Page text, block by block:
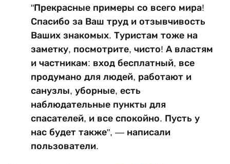
"Прекрасные примеры со всего мира!
Спасибо за Ваш труд и отзывчивость
Ваших знакомых. Туристам тоже на
заметку, посмотрите, чисто! А властям
и частникам: вход бесплатный, все
продумано для людей, работают и
санузлы, уборные, есть
наблюдательные пункты для
спасателей, и все спокойно. Пусть у
нас будет также", — написали
пользователи.